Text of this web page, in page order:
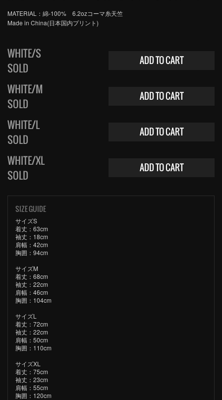
MATERIAL：綿-100% 6.2ozコーマ糸天竺
Made in China(日本国内プリント)
WHITE/S
SOLD
ADD TO CART
WHITE/M
SOLD
ADD TO CART
WHITE/L
SOLD
ADD TO CART
WHITE/XL
SOLD
ADD TO CART
SIZE GUIDE
サイズS
着丈：63cm
袖丈：18cm
肩幅：42cm
胸囲：94cm
サイズM
着丈：68cm
袖丈：22cm
肩幅：46cm
胸囲：104cm
サイズL
着丈：72cm
袖丈：22cm
肩幅：50cm
胸囲：110cm
サイズXL
着丈：75cm
袖丈：23cm
肩幅：55cm
胸囲：120cm